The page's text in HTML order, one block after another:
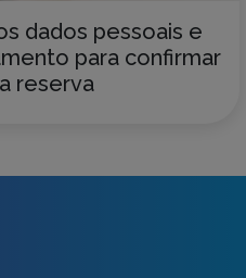
dados pessoais e
para confirmar
a reserva